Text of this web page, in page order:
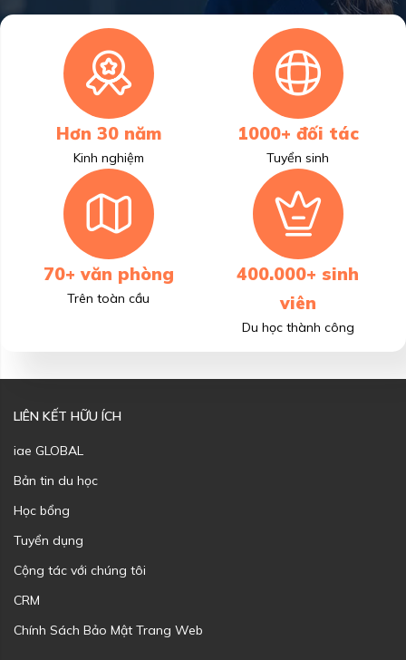
Hơn 30 năm
Kinh nghiệm
1000+ đối tác
Tuyển sinh
70+ văn phòng
Trên toàn cầu
400.000+ sinh
viên
Du học thành công
LIÊN KẾT HỮU ÍCH
iae GLOBAL
Bản tin du học
Học bổng
Tuyển dụng
Cộng tác với chúng tôi
CRM
Chính Sách Bảo Mật Trang Web